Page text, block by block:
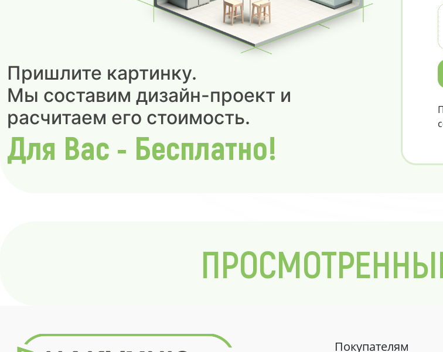
Пришлите картинку.
Мы составим дизайн-проект и
расчитаем его стоимость.
Для Вас - Бесплатно!
Покупателям